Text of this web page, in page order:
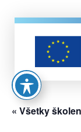
« Všetky